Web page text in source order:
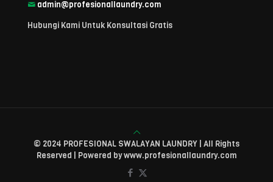
admin@profesionallaundry.com
Hubungi Kami Untuk Konsultasi Gratis
© 2024 PROFESIONAL SWALAYAN LAUNDRY | All Rights
Reserved | Powered by www.profesionallaundry.com